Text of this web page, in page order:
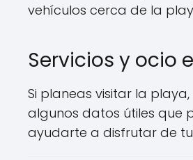
vehículos cerca de la
Servicios y ocio
Si planeas visitar la
algunos datos útiles que
ayudarte a disfrutar de